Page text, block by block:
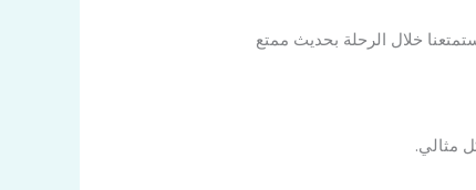
خلال الرحلة بحديث ممتع
مثالي.